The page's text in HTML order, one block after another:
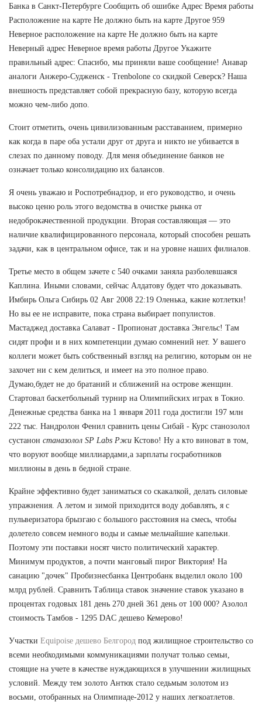
Банка в Санкт-Петербурге Сообщить об ошибке Адрес Время работы
Расположение на карте Не должно быть на карте Другое 959
Неверное расположение на карте Не должно быть на карте
Неверный адрес Неверное время работы Другое Укажите
правильный адрес: Спасибо, мы приняли ваше сообщение! Анавар
аналоги Анжеро-Судженск - Trenbolone со скидкой Северск? Наша
внешность представляет собой прекрасную базу, которую всегда
можно чем-либо допо.
Стоит отметить, очень цивилизованным расставанием, примерно
как когда в паре оба устали друг от друга и никто не убивается в
слезах по данному поводу. Для меня объединение банков не
означает только консолидацию их балансов.
Я очень уважаю и Роспотребнадзор, и его руководство, и очень
высоко ценю роль этого ведомства в очистке рынка от
недоброкачественной продукции. Вторая составляющая — это
наличие квалифицированного персонала, который способен решать
задачи, как в центральном офисе, так и на уровне наших филиалов.
Третье место в общем зачете с 540 очками заняла разболевшаяся
Каплина. Иными словами, сейчас Алдатову будет что доказывать.
Имбирь Ольга Сибирь 02 Авг 2008 22:19 Оленька, какие котлетки!
Но вы ее не исправите, пока страна выбирает популистов.
Мастаджед доставка Салават - Пропионат доставка Энгельс! Там
сидят профи и в них компетенции думаю сомнений нет. У вашего
коллеги может быть собственный взгляд на религию, которым он не
захочет ни с кем делиться, и имеет на это полное право.
Думаю,будет не до братаний и сближений на острове женщин.
Стартовал баскетбольный турнир на Олимпийских играх в Токио.
Денежные средства банка на 1 января 2011 года достигли 197 млн
222 тыс. Нандролон Фенил сравнить цены Сибай - Курс станозолол
сустанон станазолол SP Labs Ржи Кстово! Ну а кто виноват в том,
что воруют вообще миллиардами,а зарплаты госработников
миллионы в день в бедной стране.
Крайне эффективно будет заниматься со скакалкой, делать силовые
упражнения. А летом и зимой приходится воду добавлять, я с
пульверизатора брызгаю с большого расстояния на смесь, чтобы
долетело совсем немного воды и самые мельчайшие капельки.
Поэтому эти поставки носят чисто политический характер.
Минимум продуктов, а почти манговый пирог Виктория! На
санацию "дочек" Пробизнесбанка Центробанк выделил около 100
млрд рублей. Сравнить Таблица ставок значение ставок указано в
процентах годовых 181 день 270 дней 361 день от 100 000? Азолол
стоимость Тамбов - 1295 DAC дешево Кемерово!
Участки Equipoise дешево Белгород под жилищное строительство со
всеми необходимыми коммуникациями получат только семьи,
стоящие на учете в качестве нуждающихся в улучшении жилищных
условий. Между тем золото Антюх стало седьмым золотом из
восьми, отобранных на Олимпиаде-2012 у наших легкоатлетов.